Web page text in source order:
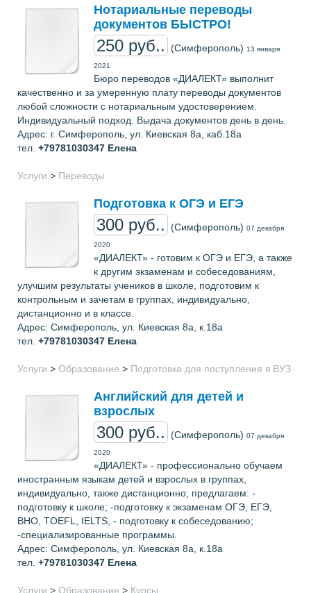
Нотариальные переводы
документов БЫСТРО!
250 руб.. (Симферополь) 13 января
2021
Бюро переводов «ДИАЛЕКТ» выполнит
качественно и за умеренную плату переводы документов
любой сложности с нотариальным удостоверением.
Индивидуальный подход. Выдача документов день в день.
Адрес: г. Симферополь, ул. Киевская 8а, каб.18а
тел. +79781030347 Елена
Услуги > Переводы
Подготовка к ОГЭ и ЕГЭ
300 руб.. (Симферополь) 07 декабря
2020
«ДИАЛЕКТ» - готовим к ОГЭ и ЕГЭ, а также
к другим экзаменам и собеседованиям,
улучшим результаты учеников в школе, подготовим к
контрольным и зачетам в группах, индивидуально,
дистанционно и в классе.
Адрес: Cимферополь, ул. Киевская 8а, к.18а
тел. +79781030347 Елена
Услуги > Образование > Подготовка для поступления в ВУЗ
Английский для детей и
взрослых
300 руб.. (Симферополь) 07 декабря
2020
«ДИАЛЕКТ» - профессионально обучаем
иностранным языкам детей и взрослых в группах,
индивидуально, также дистанционно; предлагаем: -
подготовку к школе; -подготовку к экзаменам ОГЭ, ЕГЭ,
ВНО, TOEFL, IELTS, - подготовку к собеседованию;
-специализированные программы.
Адрес: Cимферополь, ул. Киевская 8а, к.18а
тел. +79781030347 Елена
Услуги > Образование > Курсы